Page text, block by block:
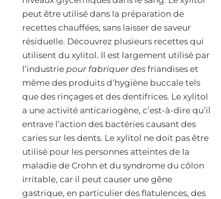
peut être utilisé dans la préparation de
recettes chauffées, sans laisser de saveur
résiduelle. Découvrez plusieurs recettes qui
utilisent du xylitol. Il est largement utilisé par
l’industrie pour fabriquer des friandises et
même des produits d’hygiène buccale tels
que des rinçages et des dentifrices. Le xylitol
a une activité anticariogène, c’est-à-dire qu’il
entrave l’action des bactéries causant des
caries sur les dents. Le xylitol ne doit pas être
utilisé pour les personnes atteintes de la
maladie de Crohn et du syndrome du côlon
irritable, car il peut causer une gêne
gastrique, en particulier des flatulences, des